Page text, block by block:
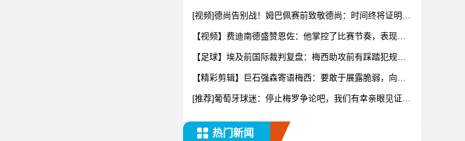
[视频]德尚告别战！姆巴佩赛前致敬德尚：时间终将证明你
【视频】费迪南德盛赞恩佐：他掌控了比赛节奏，表现太
【足球】埃及前国际裁判复盘：梅西助攻前有踩踏犯规，
【精彩剪辑】巨石强森寄语梅西：要敢于展露脆弱，向妻
[推荐]葡萄牙球迷：停止梅罗争论吧，我们有幸亲眼见证两
热门新闻